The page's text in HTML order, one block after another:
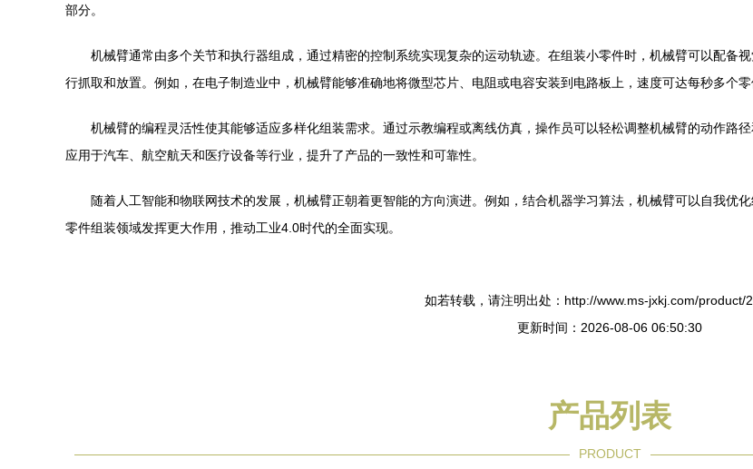
部分。
机械臂通常由多个关节和执行器组成，通过精密的控制系统实现复杂的运动轨迹。在组装小零件时，机械臂可以配备
行抓取和放置。例如，在电子制造业中，机械臂能够准确地将微型芯片、电阻或电容安装到电路板上，速度可达每秒多个零
机械臂的编程灵活性使其能够适应多样化组装需求。通过示教编程或离线仿真，操作员可以轻松调整机械臂的动作路
应用于汽车、航空航天和医疗设备等行业，提升了产品的一致性和可靠性。
随着人工智能和物联网技术的发展，机械臂正朝着更智能的方向演进。例如，结合机器学习算法，机械臂可以自我优
零件组装领域发挥更大作用，推动工业4.0时代的全面实现。
如若转载，请注明出处：http://www.ms-jxkj.com/product/
更新时间：2026-08-06 06:50:30
产品列表
PRODUCT